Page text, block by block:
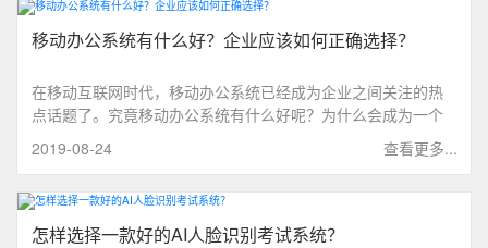
移动办公系统有什么好？企业应该如何正确选择？
在移动互联网时代，移动办公系统已经成为企业之间关注的热
点话题了。究竟移动办公系统有什么好呢？为什么会成为一个
查看更多...
2019-08-24
怎样选择一款好的AI人脸识别考试系统？